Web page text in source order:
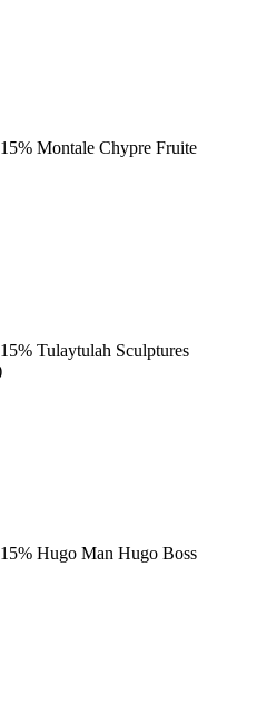
Montale Chypre Fruite
Tulaytulah Sculptures
Hugo Man Hugo Boss